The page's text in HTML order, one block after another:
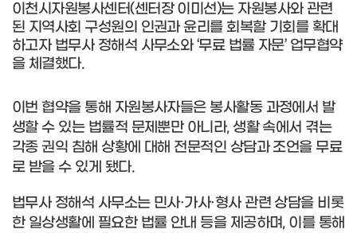
이천시자원봉사센터(센터장 이미선)는 자원봉사와 관련
된 지역사회 구성원의 인권과 윤리를 회복할 기회를 확대
하고자 법무사 정해석 사무소와 ‘무료 법률 자문’ 업무협약
을 체결했다.
이번 협약을 통해 자원봉사자들은 봉사활동 과정에서 발
생할 수 있는 법률적 문제뿐만 아니라, 생활 속에서 겪는
각종 권익 침해 상황에 대해 전문적인 상담과 조언을 무료
로 받을 수 있게 됐다.
법무사 정해석 사무소는 민사·가사·형사 관련 상담을 비롯
한 일상생활에 필요한 법률 안내 등을 제공하며, 이를 통해